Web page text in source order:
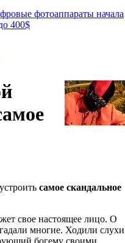
фотоаппараты начала
400$
устроить самое скандальное
свое настоящее лицо. О
многие. Ходили слухи
богему своими